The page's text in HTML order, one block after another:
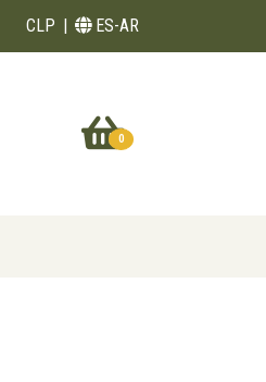
CLP ES-AR
0